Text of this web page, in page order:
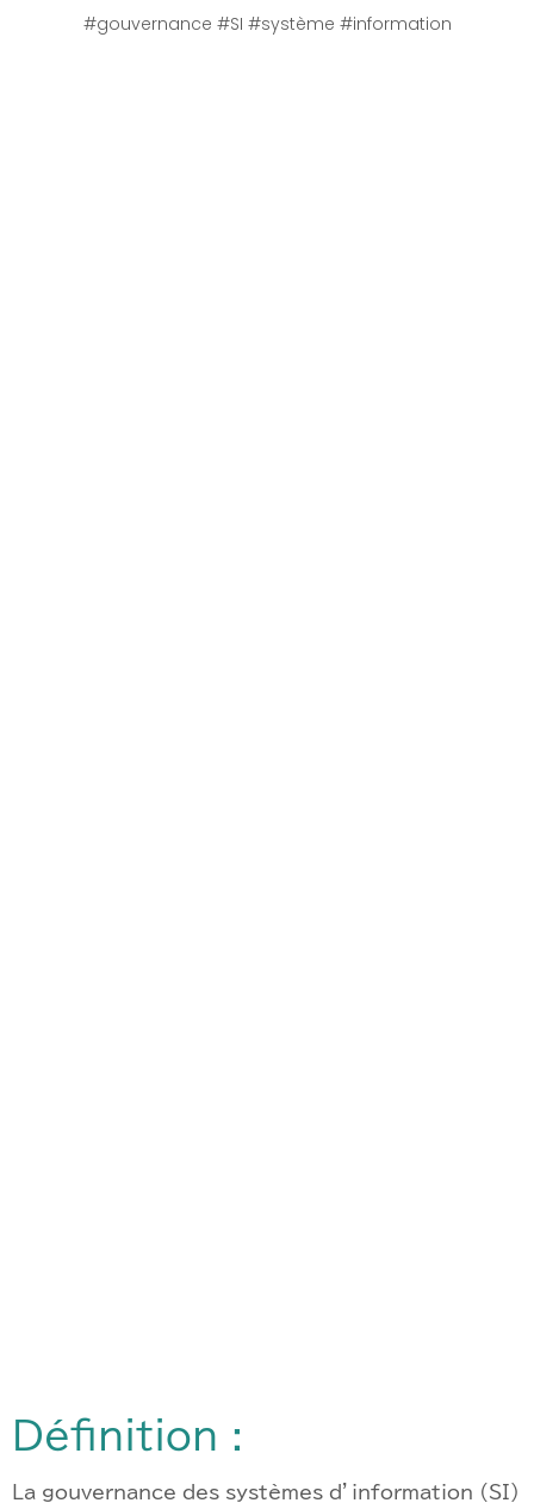
#gouvernance #SI #système #information
Définition :
La gouvernance des systèmes d’information (SI)